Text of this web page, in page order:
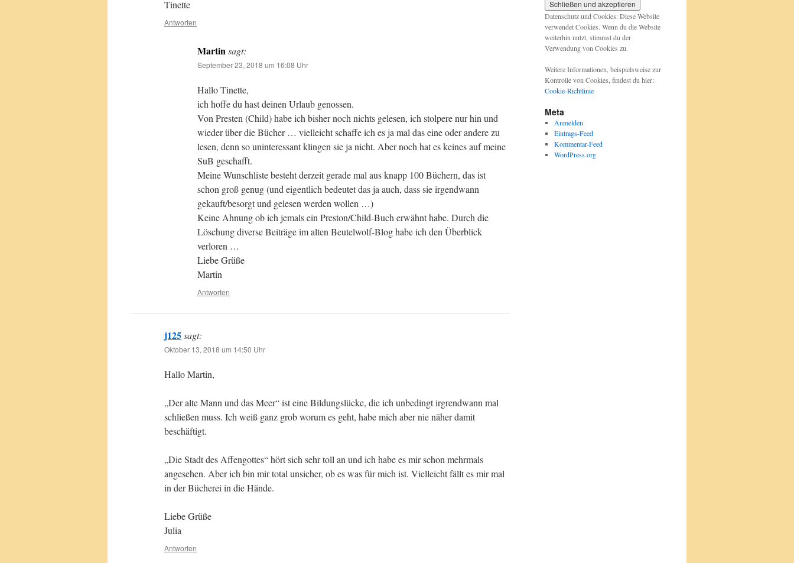
Tinette
Antworten
Martinsagt:
September 23, 2018 um 16:08 Uhr
Hallo Tinette,
ich hoffe du hast deinen Urlaub genossen.
Von Presten (Child) habe ich bisher noch nichts gelesen, ich stolpere nur hin und
wieder über die Bücher … vielleicht schaffe ich es ja mal das eine oder andere zu
lesen, denn so uninteressant klingen sie ja nicht. Aber noch hat es keines auf meine
SuB geschafft.
Meine Wunschliste besteht derzeit gerade mal aus knapp 100 Büchern, das ist
schon groß genug (und eigentlich bedeutet das ja auch, dass sie irgendwann
gekauft/besorgt und gelesen werden wollen …)
Keine Ahnung ob ich jemals ein Preston/Child-Buch erwähnt habe. Durch die
Löschung diverse Beiträge im alten Beutelwolf-Blog habe ich den Überblick
verloren …
Liebe Grüße
Martin
Antworten
j125sagt:
Oktober 13, 2018 um 14:50 Uhr
Hallo Martin,
„Der alte Mann und das Meer“ ist eine Bildungslücke, die ich unbedingt irgrendwann mal
schließen muss. Ich weiß ganz grob worum es geht, habe mich aber nie näher damit
beschäftigt.
„Die Stadt des Affengottes“ hört sich sehr toll an und ich habe es mir schon mehrmals
angesehen. Aber ich bin mir total unsicher, ob es was für mich ist. Vielleicht fällt es mir mal
in der Bücherei in die Hände.
Liebe Grüße
Julia
Antworten
Datenschutz und Cookies: Diese Website
verwendet Cookies. Wenn du die Website
weiterhin nutzt, stimmst du der
Verwendung von Cookies zu.
Weitere Informationen, beispielsweise zur
Kontrolle von Cookies, findest du hier:
Cookie-Richtlinie
Meta
Anmelden
Eintrags-Feed
Kommentar-Feed
WordPress.org